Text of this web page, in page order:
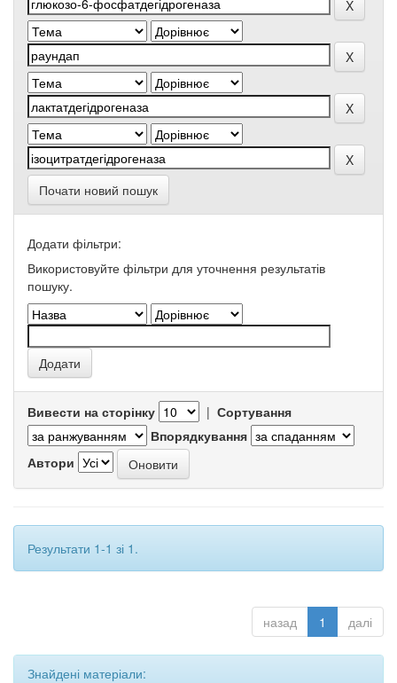
Почати новий пошук
Додати фільтри:
Використовуйте фільтри для уточнення результатів
пошуку.
Вивести на сторінку | Сортування
Впорядкування
Автори
Результати 1-1 зі 1.
назад 1 далі
Знайдені матеріали: